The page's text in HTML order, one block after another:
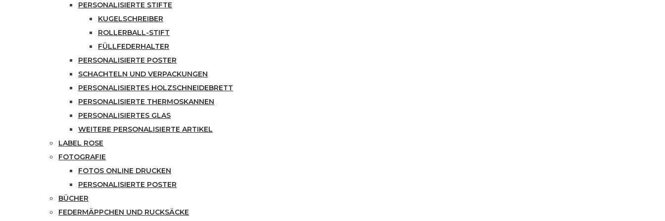
PERSONALISIERTE STIFTE
KUGELSCHREIBER
ROLLERBALL-STIFT
FÜLLFEDERHALTER
PERSONALISIERTE POSTER
SCHACHTELN UND VERPACKUNGEN
PERSONALISIERTES HOLZSCHNEIDEBRETT
PERSONALISIERTE THERMOSKANNEN
PERSONALISIERTES GLAS
WEITERE PERSONALISIERTE ARTIKEL
LABEL ROSE
FOTOGRAFIE
FOTOS ONLINE DRUCKEN
PERSONALISIERTE POSTER
BÜCHER
FEDERMÄPPCHEN UND RUCKSÄCKE